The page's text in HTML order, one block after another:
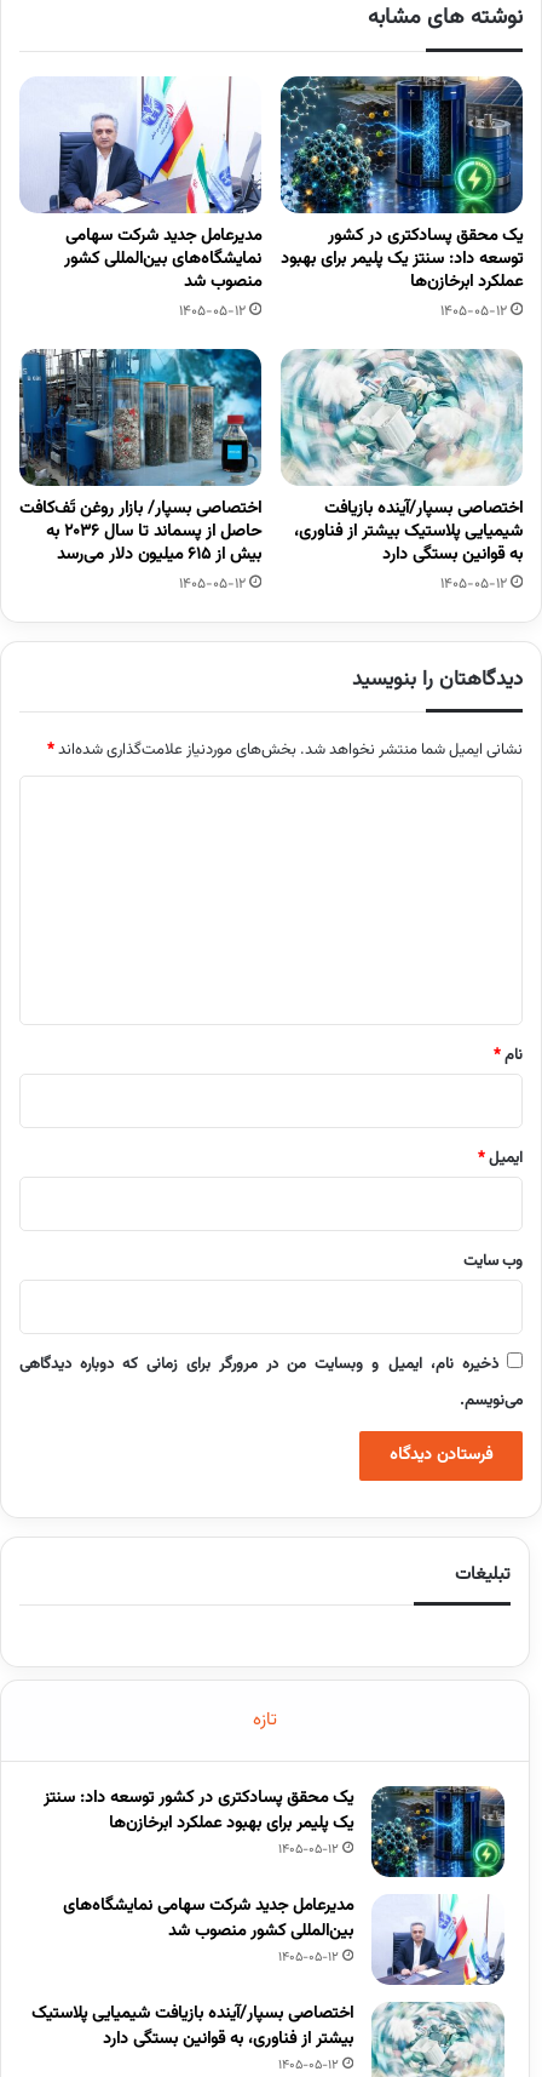
نوشته های مشابه
یک محقق پسادکتری در کشور
توسعه داد: سنتز یک پلیمر برای بهبود
عملکرد ابرخازن‌ها
1405-05-12
مدیرعامل جدید شرکت سهامی
نمایشگاه‌های بین‌المللی کشور
منصوب شد
1405-05-12
اختصاصی بسپار/آینده بازیافت
شیمیایی پلاستیک بیشتر از فناوری،
به قوانین بستگی دارد
1405-05-12
اختصاصی بسپار/ بازار روغن تَف‌کافت
حاصل از پسماند تا سال ۲۰۳۶ به
بیش از ۶۱۵ میلیون دلار می‌رسد
1405-05-12
دیدگاهتان را بنویسید
نشانی ایمیل شما منتشر نخواهد شد. بخش‌های موردنیاز علامت‌گذاری شده‌اند*
نام*
ایمیل*
وب‌ سایت
ذخیره نام، ایمیل و وبسایت من در مرورگر برای زمانی که دوباره دیدگاهی
می‌نویسم.
تبلیغات
تازه
یک محقق پسادکتری در کشور توسعه داد: سنتز
یک پلیمر برای بهبود عملکرد ابرخازن‌ها
1405-05-12
مدیرعامل جدید شرکت سهامی نمایشگاه‌های
بین‌المللی کشور منصوب شد
1405-05-12
اختصاصی بسپار/آینده بازیافت شیمیایی پلاستیک
بیشتر از فناوری، به قوانین بستگی دارد
1405-05-12